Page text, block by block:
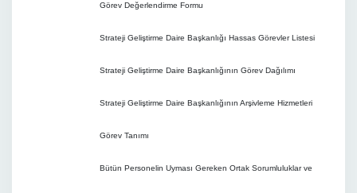
Görev Değerlendirme Formu
Strateji Geliştirme Daire Başkanlığı Hassas Görevler Listesi
Strateji Geliştirme Daire Başkanlığının Görev Dağılımı
Strateji Geliştirme Daire Başkanlığının Arşivleme Hizmetleri
Görev Tanımı
Bütün Personelin Uyması Gereken Ortak Sorumluluklar ve